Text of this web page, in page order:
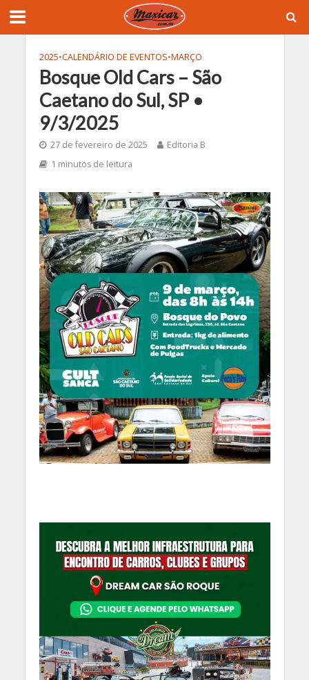
2025•CALENDÁRIO DE EVENTOS•MARÇO
Bosque Old Cars – São
Caetano do Sul, SP •
9/3/2025
27 de fevereiro de 2025
Editoria B
1 minutos de leitura